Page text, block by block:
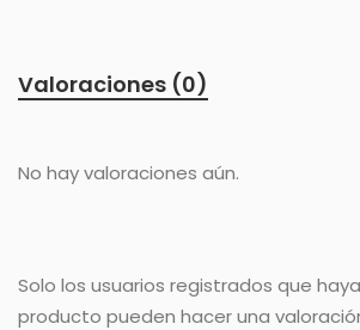
Valoraciones (0)
No hay valoraciones aún.
Solo los usuarios registrados que
producto pueden hacer una